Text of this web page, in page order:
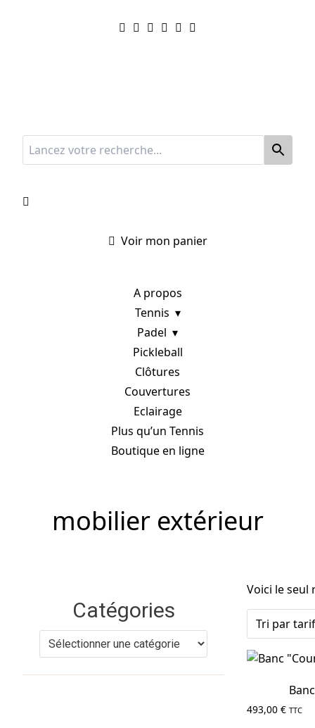
Voir mon panier
A propos
Tennis
Padel
Pickleball
Clôtures
Couvertures
Eclairage
Plus qu’un Tennis
Boutique en ligne
mobilier extérieur
Catégories
Voici le seul
493,00 € TTC